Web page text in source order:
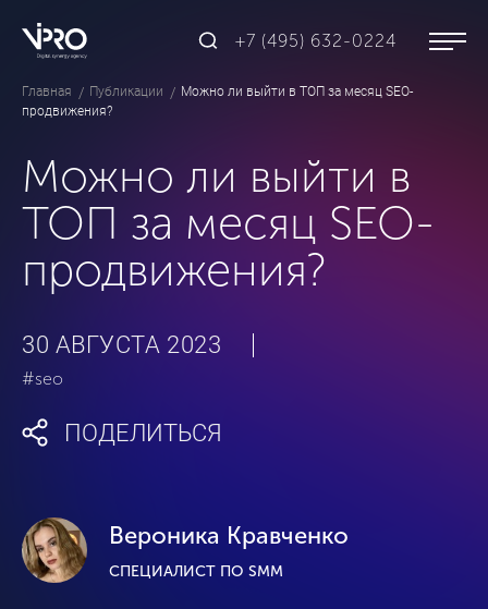
+7 (495) 632-0224
Главная Публикации
Можно ли выйти в ТОП за месяц SEO-
продвижения?
Можно ли выйти в
ТОП за месяц SEO-
продвижения?
30 АВГУСТА 2023
#seo
ПОДЕЛИТЬСЯ
Вероника Кравченко
СПЕЦИАЛИСТ ПО SMM